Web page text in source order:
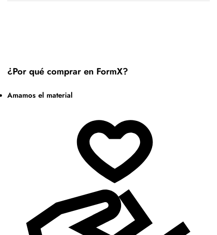
¿Por qué comprar en FormX?
Amamos el material